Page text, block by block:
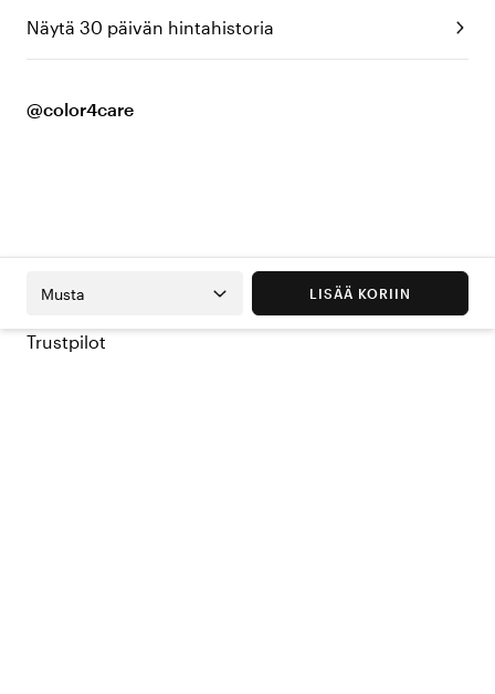
Näytä 30 päivän hintahistoria
@color4care
Musta LISÄÄ KORIIN
Trustpilot